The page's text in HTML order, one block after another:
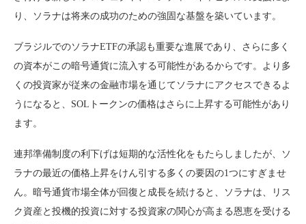
り、ソラナは将来の成功のための強固な基盤を築いています。
ブラジルでのソラナETFの承認も重要な進展であり、さらに多く
の資本がこの暗号通貨に流入する可能性があるからです。より多
くの投資家が従来の金融市場を通じてソラナにアクセスできるよ
うになると、SOLトークンの価格はさらに上昇する可能性があり
ます。
連邦準備制度の利下げは短期的な活性化をもたらしましたが、ソ
ラナの最近の価格上昇をけん引する多くの要因の1つにすぎませ
ん。暗号通貨市場全体が回復と成長を続けると、ソラナは、リス
ク資産と投機的投資に対する投資家の関心が高まる恩恵を受ける